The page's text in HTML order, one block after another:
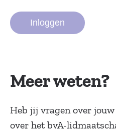
Inloggen
Meer weten?
Heb jij vragen over
over het bvA-